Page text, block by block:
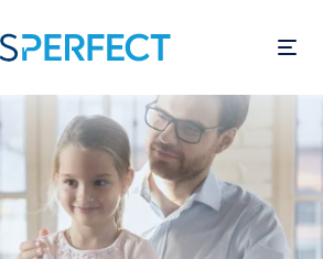
al
principale